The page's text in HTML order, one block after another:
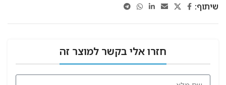
שיתוף:
חזרו אלי בקשר למוצר זה